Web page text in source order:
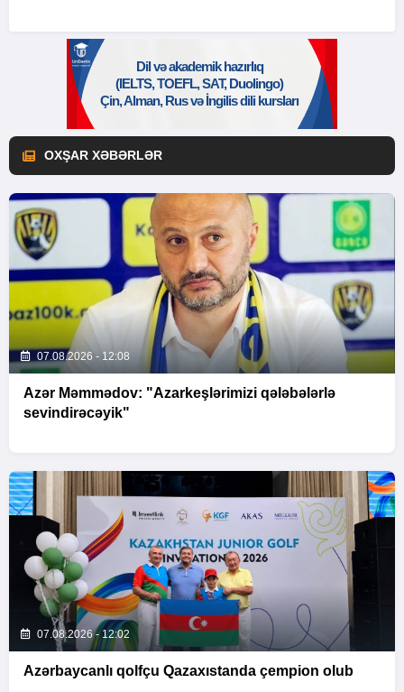
OXŞAR XƏBƏRLƏR
07.08.2026 - 12:08
Azər Məmmədov: "Azarkeşlərimizi qələbələrlə
sevindirəcəyik"
07.08.2026 - 12:02
Azərbaycanlı qolfçu Qazaxıstanda çempion olub